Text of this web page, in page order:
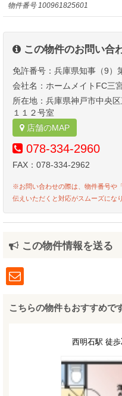
物件番号100961825601
この物件のお問い合
免許番号：兵庫県知事（9）
会社名：ホームメイトFC三
所在地：兵庫県神戸市中央
１１２号室
店舗のMAP
078-334-2960
FAX：078-334-2962
※お問い合わせの際は、物件番号や
伝えいただくと対応がスムーズにな
この物件情報を送る
こちらの物件もおすすめで
西明石駅 徒歩